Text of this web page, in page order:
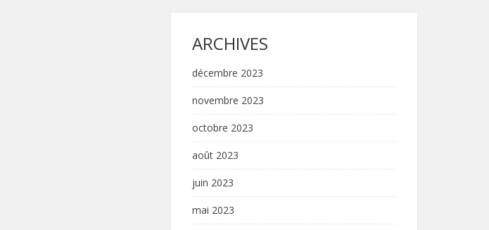
ARCHIVES
décembre 2023
novembre 2023
octobre 2023
août 2023
juin 2023
mai 2023